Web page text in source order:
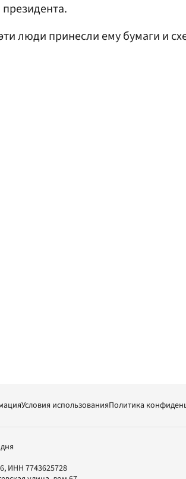
люди принесли ему бумаги и
Условия использованияПолитика
ИНН 7743625728